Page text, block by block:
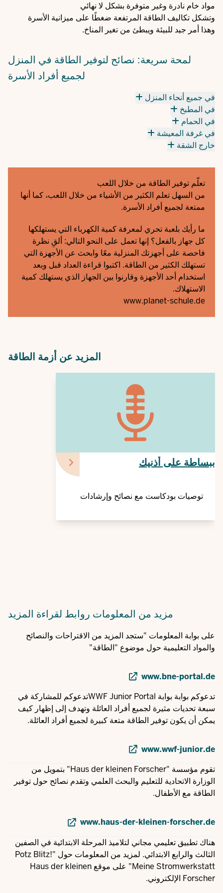
مواد خام نادرة وغير متوفرة بشكل لا نهائي
وتشكل تكاليف الطاقة المرتفعة ضغطًا على ميزانية الأسرة
وهذا أمر جيد للبيئة ويبطئ من تغير المناخ.
لمحة سريعة: نصائح لتوفير الطاقة في المنزل
لجميع أفراد الأسرة
في جميع أنحاء المنزل
في المطبخ
في الحمام
في غرفة المعيشة
خارج الشقة
تعلّم توفير الطاقة من خلال اللعب
من السهل تعلم الكثير من الأشياء من خلال اللعب، كما أنها
ممتعة لجميع أفراد الأسرة.
ما رأيك بلعبة تحري لمعرفة كمية الكهرباء التي يستهلكها
كل جهاز بالفعل؟ إنها تعمل على النحو التالي: ألقِ نظرة
فاحصة على أجهزتك المنزلية معًا وابحث عن الأجهزة التي
تستهلك الكثير من الطاقة. اكتبوا قراءة العداد قبل وبعد
استخدام أحد الأجهزة وقارنوا بين الجهاز الذي يستهلك كمية
الاستهلاك.
www.planet-schule.de
المزيد عن أزمة الطاقة
ببساطة على أذنيك
توصيات بودكاست مع نصائح وإرشادات
مزيد من المعلومات روابط لقراءة المزيد
على بوابة المعلومات "ستجد المزيد من الاقتراحات والنصائح
والمواد التعليمية حول موضوع "الطاقة"
www.bne-portal.de
تدعوكم بوابة بوابة WWF Junior Portalتدعوكم للمشاركة في
سبعة تحديات مثيرة لجميع أفراد العائلة وتهدف إلى إظهار كيف
يمكن أن يكون توفير الطاقة متعة كبيرة لجميع أفراد العائلة.
www.wwf-junior.de
تقوم مؤسسة "Haus der kleinen Forscher" بتمويل من
الوزارة الاتحادية للتعليم والبحث العلمي وتقدم نصائح حول توفير
الطاقة مع الأطفال.
www.haus-der-kleinen-forscher.de
هناك تطبيق تعليمي مجاني لتلاميذ المرحلة الابتدائية في الصفين
الثالث والرابع الابتدائي. لمزيد من المعلومات حول "Potz Blitz!
Meine Stromwerkstatt" على موقع Haus der kleinen
Forscher الإلكتروني.